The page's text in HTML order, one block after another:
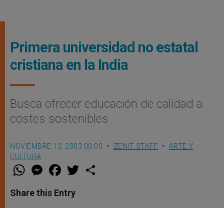
Primera universidad no estatal
cristiana en la India
Busca ofrecer educación de calidad a
costes sostenibles
NOVIEMBRE 13, 2003 00:00 ZENIT STAFF
ARTE Y
CULTURA
W
t
s
M
e
s
e
F
a
e
b
w
Share this Entry